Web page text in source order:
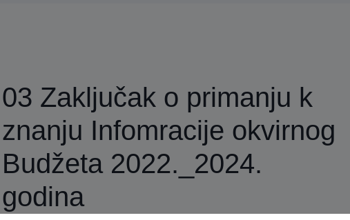
03 Zaključak o primanju k
znanju Infomracije okvirnog
Budžeta 2022._2024.
godina